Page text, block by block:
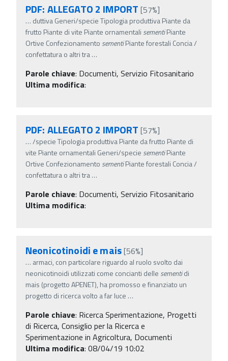
PDF: ALLEGATO 2 IMPORT [57%]
… duttiva Generi/specie Tipologia produttiva Piante da
frutto Piante di vite Piante ornamentali sementiPiante
Ortive Confezionamento sementiPiante forestali Concia /
confettatura o altri tra…
Parole chiave: Documenti, Servizio Fitosanitario
Ultima modifica:
PDF: ALLEGATO 2 IMPORT [57%]
…/specie Tipologia produttiva Piante da frutto Piante di
vite Piante ornamentali Generi/specie sementiPiante
Ortive Confezionamento sementiPiante forestali Concia /
confettatura o altri tra…
Parole chiave: Documenti, Servizio Fitosanitario
Ultima modifica:
Neonicotinoidi e mais[56%]
… armaci, con particolare riguardo al ruolo svolto dai
neonicotinoidi utilizzati come concianti delle sementidi
mais (progetto APENET), ha promosso e finanziato un
progetto di ricerca volto a far luce …
Parole chiave: Ricerca Sperimentazione, Progetti
di Ricerca, Consiglio per la Ricerca e
Sperimentazione in Agricoltura, Documenti
Ultima modifica: 08/04/19 10:02